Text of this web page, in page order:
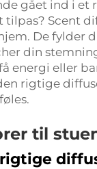
gået ind i et
Scent
De fylder
din
energi eller
rigtige
til